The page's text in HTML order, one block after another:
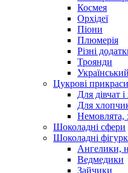
Космея
Орхідеї
Піони
Плюмерія
Різні
Троянди
Цукрові
Для дівчат
Для
Немовлята,
Шоколадні сфери
Шоколадні
Ангелики,
Ведмедики
Зайчики